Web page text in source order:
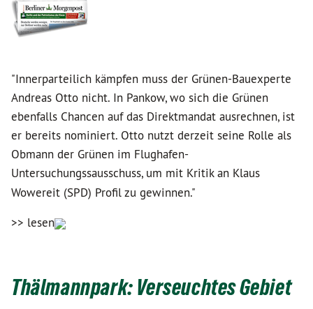
"Innerparteilich kämpfen muss der Grünen-Bauexperte
Andreas Otto nicht. In Pankow, wo sich die Grünen
ebenfalls Chancen auf das Direktmandat ausrechnen, ist
er bereits nominiert. Otto nutzt derzeit seine Rolle als
Obmann der Grünen im Flughafen-
Untersuchungssausschuss, um mit Kritik an Klaus
Wowereit (SPD) Profil zu gewinnen."
>> lesen
Thälmannpark: Verseuchtes Gebiet